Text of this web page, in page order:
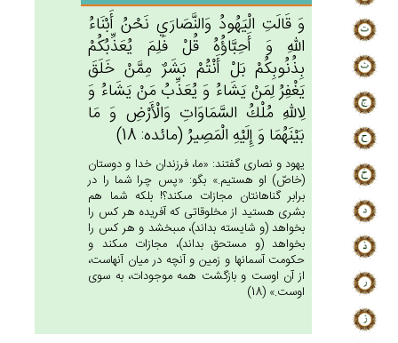
وَ قَالَت‌ِ الْيَهُودُ وَالنَّصَارَي‌ نَحْن‌ُ أَبْنَاءُ
الله‌ِ وَ أَحِبَّاؤُه‌ُ قُل‌ْ فَلِم‌َ يُعَذِّبُكُمْ‌
بِذُنُوبِكُمْ‌ بَل‌ْ أَنْتُمْ‌ بَشَرٌ مِمَّن‌ْ خَلَق‌َ
يَغْفِرُ لِمَنْ‌ يَشَاءُ وَ يُعَذِّب‌ُ مَنْ‌ يَشَاءُ وَ
لِالله‌ِ مُلْك‌ُ السَّمَاوَات‌ِ وَالْأَرْض‌ِ وَ مَا
بَيْنَهُمَا وَ إِلَيْه‌ِ الْمَصِيرُ (مائده: 18)
يهود و نصارى گفتند: «ما، فرزندان خدا و دوستان
(خاصّ) او هستيم.» بگو: «پس چرا شما را در
برابر گناهانتان مجازات مى‏كند؟! بلكه شما هم
بشرى هستيد از مخلوقاتى كه آفريده هر كس را
بخواهد (و شايسته بداند)، مى‏بخشد و هر كس را
بخواهد (و مستحق بداند)، مجازات مى‏كند و
حكومت آسمانها و زمين و آنچه در ميان آنهاست،
از آن اوست و بازگشت همه موجودات، به سوى
اوست.» (18)